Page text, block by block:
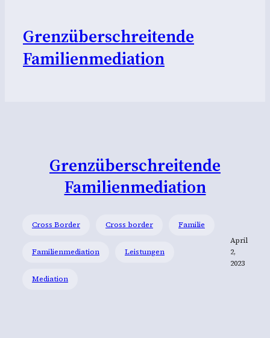
Grenzüberschreitende
Familienmediation
Grenzüberschreitende
Familienmediation
Cross Border Cross border Familie
Familienmediation Leistungen
Mediation
April
2,
2023